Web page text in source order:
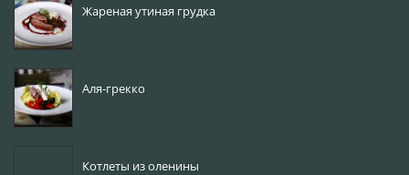
Жареная утиная грудка
Аля-грекко
Котлеты из оленины